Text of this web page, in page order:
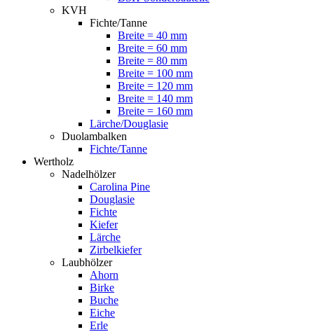
KVH
Fichte/Tanne
Breite = 40 mm
Breite = 60 mm
Breite = 80 mm
Breite = 100 mm
Breite = 120 mm
Breite = 140 mm
Breite = 160 mm
Lärche/Douglasie
Duolambalken
Fichte/Tanne
Wertholz
Nadelhölzer
Carolina Pine
Douglasie
Fichte
Kiefer
Lärche
Zirbelkiefer
Laubhölzer
Ahorn
Birke
Buche
Eiche
Erle